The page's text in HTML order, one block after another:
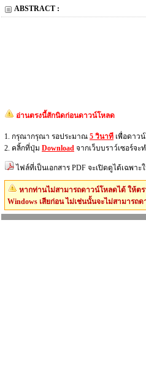
ABSTRACT :
อ่านตรงนี้สักนิดก่อนดาวน์โหลด
1. กรุณากรุณา รอประมาณ 5 วินาที เพื่อดาว
2. คลิ้กที่ปุ่ม Download จากเว็บบราว์เซอร์จ
ไฟล์ที่เป็นเอกสาร PDF จะเปิดดูได้เฉพาะ
หากท่านไม่สามารถดาวน์โหลดได้ ให้ตร
Windows เสียก่อน ไม่เช่นนั้นจะไม่สามารถ